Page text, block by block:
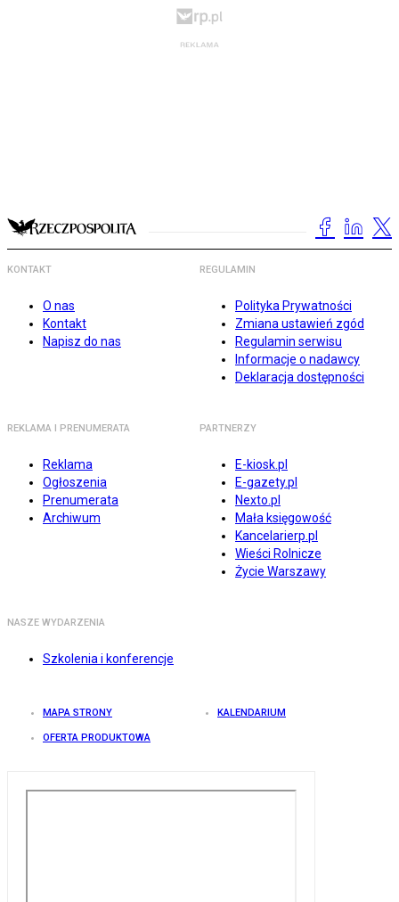
KONTAKT
O nas
Kontakt
Napisz do nas
REGULAMIN
Polityka Prywatności
Zmiana ustawień zgód
Regulamin serwisu
Informacje o nadawcy
Deklaracja dostępności
REKLAMA I PRENUMERATA
Reklama
Ogłoszenia
Prenumerata
Archiwum
PARTNERZY
E-kiosk.pl
E-gazety.pl
Nexto.pl
Mała księgowość
Kancelarierp.pl
Wieści Rolnicze
Życie Warszawy
NASZE WYDARZENIA
Szkolenia i konferencje
MAPA STRONY KALENDARIUM
OFERTA PRODUKTOWA